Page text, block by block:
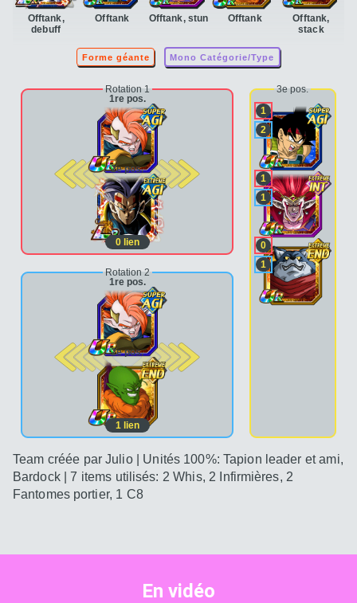
Offtank,
debuff
Offtank Offtank, stun Offtank
Offtank,
stack
Forme géante Mono Catégorie/Type
Rotation 1
1re pos.
2e pos.
0lien
Rotation 2
1re pos.
2e pos.
1lien
3e pos.
1
2
1
1
0
1
Team créée par Julio | Unités 100%: Tapion leader et ami,
Bardock | 7 items utilisés: 2 Whis, 2 Infirmières, 2
Fantomes portier, 1 C8
L’analyse de Demigra
En vidéo